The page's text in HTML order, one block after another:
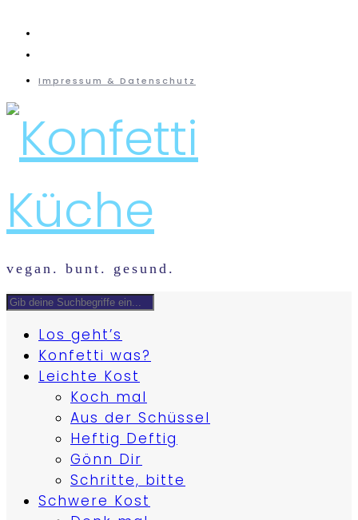
Impressum & Datenschutz
vegan. bunt. gesund.
Los geht’s
Konfetti was?
Leichte Kost
Koch mal
Aus der Schüssel
Heftig Deftig
Gönn Dir
Schritte, bitte
Schwere Kost